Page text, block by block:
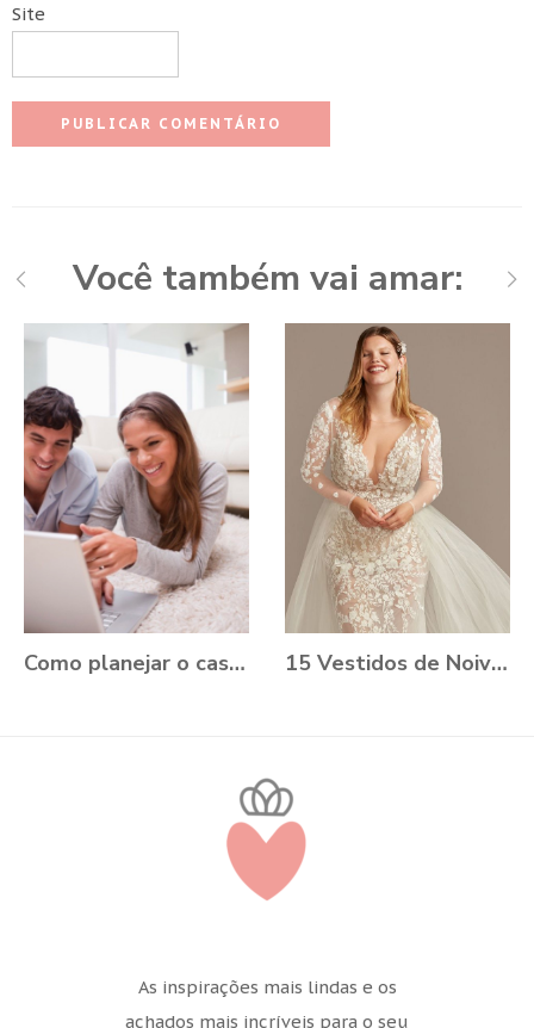
Site
Você também vai amar:
Como planejar o casamento durante a Pandemia? 15 Vestidos de Noiva Plus Size para você se apaixonar
As inspirações mais lindas e os
achados mais incríveis para o seu